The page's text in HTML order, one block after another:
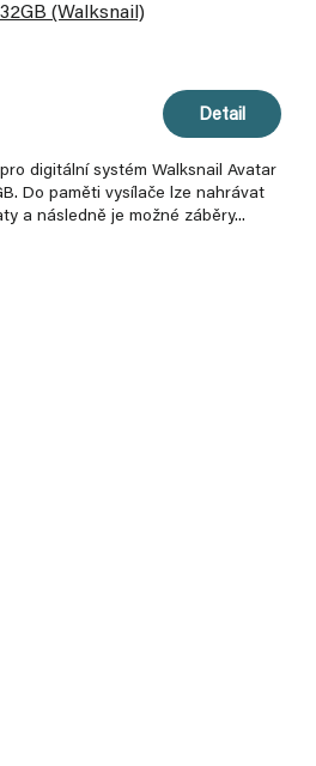
(Walksnail)
Detail
digitální systém Walksnail Avatar
Do paměti vysílače lze nahrávat
a následně je možné záběry...